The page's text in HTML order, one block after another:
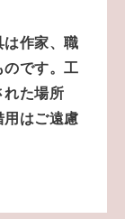
は作家、職
のです。工
れた場所
用はご遠慮